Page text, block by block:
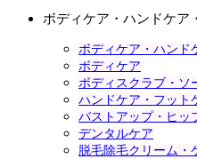
ボディケア・ハンドケア
ボディケア・ハンド
ボディケア
ボディスクラブ・ソ
ハンドケア・フット
バストアップ・ヒッ
デンタルケア
脱毛除毛クリーム・